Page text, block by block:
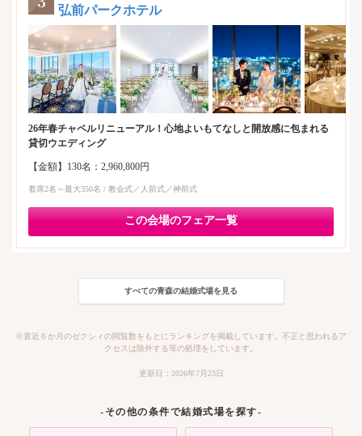
弘前パークホテル
26年春チャペルリニューアル！心地よいもてなしと開放感に包まれる
貸切ウエディング
【金額】130名：2,960,800円
着席2名～最大350名 / 教会式／人前式／神前式
この会場のフェア一覧
すべての青森の結婚式場を見る
※直近６か月のゼクシィの閲覧数をもとにランキングを掲載しています。不正と思われるア
クセスは除外する等の処理をしています。
更新日：2026年7月23日
-その他の条件で結婚式場を探す-